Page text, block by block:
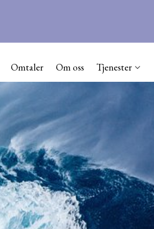
Omtaler Om oss Tjenester